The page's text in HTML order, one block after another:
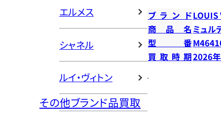
エルメス
シャネル
ルイ・ヴィトン
その他ブランド品買取
ブランドLOUIS
商品名 ミュル
型番
買取時期2026